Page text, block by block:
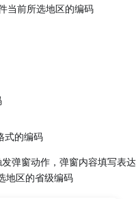
当前所选地区的编码
式的编码
弹窗动作，弹窗内容填写表
区的省级编码